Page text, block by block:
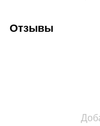
Отзывы